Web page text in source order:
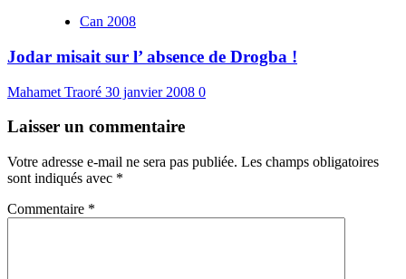
Can 2008
Jodar misait sur l’ absence de Drogba !
Mahamet Traoré 30 janvier 2008 0
Laisser un commentaire
Votre adresse e-mail ne sera pas publiée. Les champs obligatoires
sont indiqués avec *
Commentaire *